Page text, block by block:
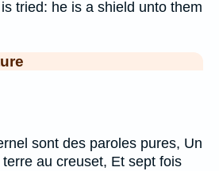
tried: he is a shield unto them
sont des paroles pures, Un
au creuset, Et sept fois